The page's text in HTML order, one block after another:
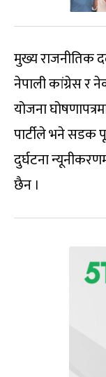
मुख्य राजनीतिक
नेपाली कांग्रेस र
योजना
पार्टीले भने सडक
दुर्घटना
छैन ।